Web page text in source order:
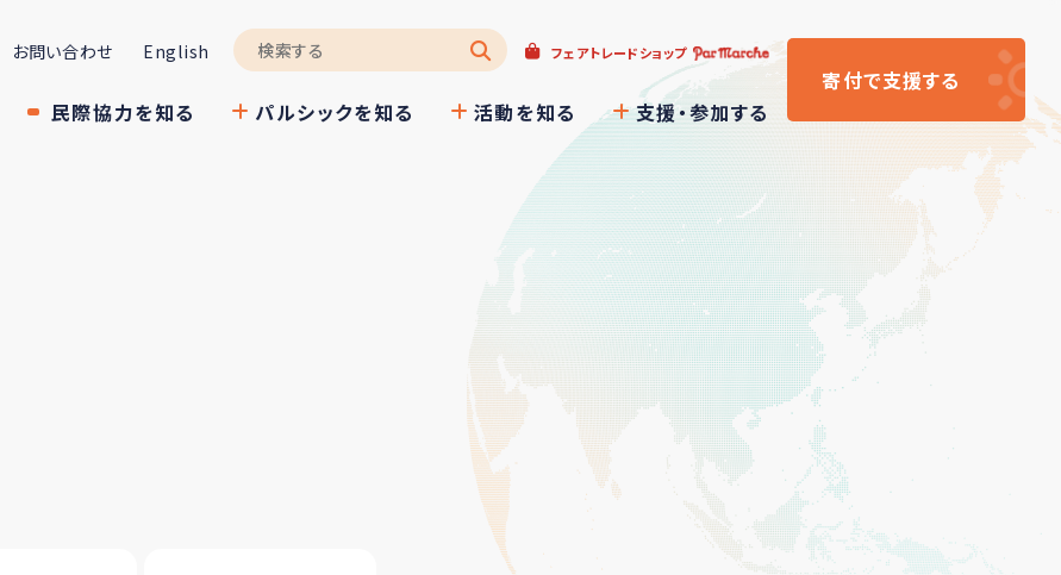
お問い合わせ English フェアトレードショップ
民際協力を知る パルシックを知る 活動を知る 支援・参加する
寄付で支援する